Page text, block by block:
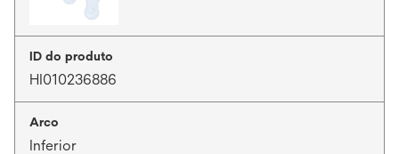
ID do produto
HI010236886
Arco
Inferior